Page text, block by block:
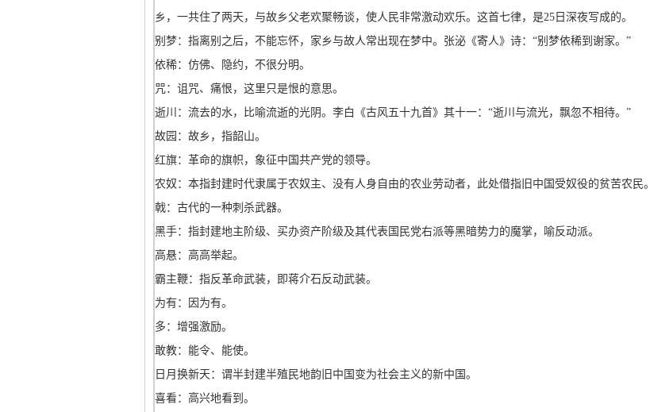
乡，一共住了两天，与故乡父老欢聚畅谈，使人民非常激动欢乐。这首七律，是25日深夜写成的。
别梦：指离别之后，不能忘怀，家乡与故人常出现在梦中。张泌《寄人》诗：“别梦依稀到谢家。”
依稀：仿佛、隐约，不很分明。
咒：诅咒、痛恨，这里只是恨的意思。
逝川：流去的水，比喻流逝的光阴。李白《古风五十九首》其十一：“逝川与流光，飘忽不相待。”
故园：故乡，指韶山。
红旗：革命的旗帜，象征中国共产党的领导。
农奴：本指封建时代隶属于农奴主、没有人身自由的农业劳动者，此处借指旧中国受奴役的贫苦农民。
戟：古代的一种刺杀武器。
黑手：指封建地主阶级、买办资产阶级及其代表国民党右派等黑暗势力的魔掌，喻反动派。
高悬：高高举起。
霸主鞭：指反革命武装，即蒋介石反动武装。
为有：因为有。
多：增强激励。
敢教：能令、能使。
日月换新天：谓半封建半殖民地韵旧中国变为社会主义的新中国。
喜看：高兴地看到。